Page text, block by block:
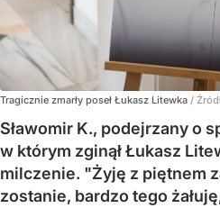
Tragicznie zmarły poseł Łukasz Litewka /
Sławomir K., podejrzany o
w którym zginął Łukasz
milczenie. "Żyję z piętnem
zostanie, bardzo tego